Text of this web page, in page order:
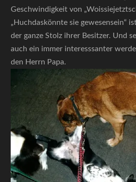
Geschwindigkeit von
„Huchdaskönnte sie gewesensein“
der ganze Stolz ihrer Besitzer. Und
auch ein immer interesssanter
den Herrn Papa.